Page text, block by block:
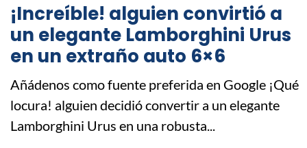
¡Increíble! alguien convirtió a
un elegante Lamborghini Urus
en un extraño auto 6×6
Añádenos como fuente preferida en Google ¡Qué
locura! alguien decidió convertir a un elegante
Lamborghini Urus en una robusta...